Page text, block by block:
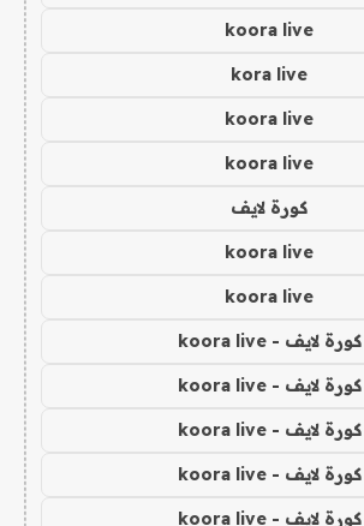
koora live
kora live
koora live
koora live
كورة لايف
koora live
koora live
كورة لايف - koora live
كورة لايف - koora live
كورة لايف - koora live
كورة لايف - koora live
كورة لايف - koora live